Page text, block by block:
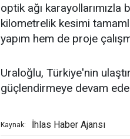
optik ağı
kilometrelik kesimi
yapım hem de proje
Uraloğlu, Türkiye'nin
güçlendirmeye devam
Kaynak: İhlas Haber Ajansı